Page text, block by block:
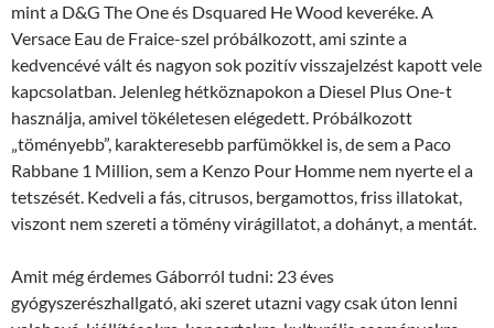
mint a D&G The One és Dsquared He Wood keveréke. A
Versace Eau de Fraice-szel próbálkozott, ami szinte a
kedvencévé vált és nagyon sok pozitív visszajelzést kapott vele
kapcsolatban. Jelenleg hétköznapokon a Diesel Plus One-t
használja, amivel tökéletesen elégedett. Próbálkozott
„töményebb”, karakteresebb parfümökkel is, de sem a Paco
Rabbane 1 Million, sem a Kenzo Pour Homme nem nyerte el a
tetszését. Kedveli a fás, citrusos, bergamottos, friss illatokat,
viszont nem szereti a tömény virágillatot, a dohányt, a mentát.
Amit még érdemes Gáborról tudni: 23 éves
gyógyszerészhallgató, aki szeret utazni vagy csak úton lenni